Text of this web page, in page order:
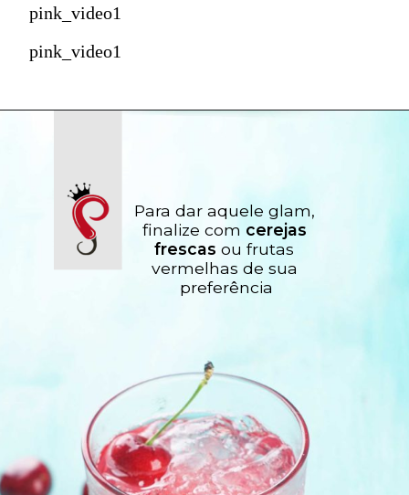
pink_video1
pink_video1
Para dar aquele glam,
finalize com cerejas
frescas ou frutas
vermelhas de sua
preferência